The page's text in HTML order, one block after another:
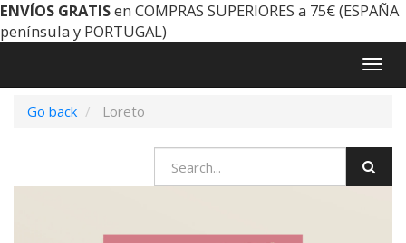
ENVÍOS GRATISen COMPRAS SUPERIORES a 75€ (ESPAÑA
península y PORTUGAL)
Go back
Loreto